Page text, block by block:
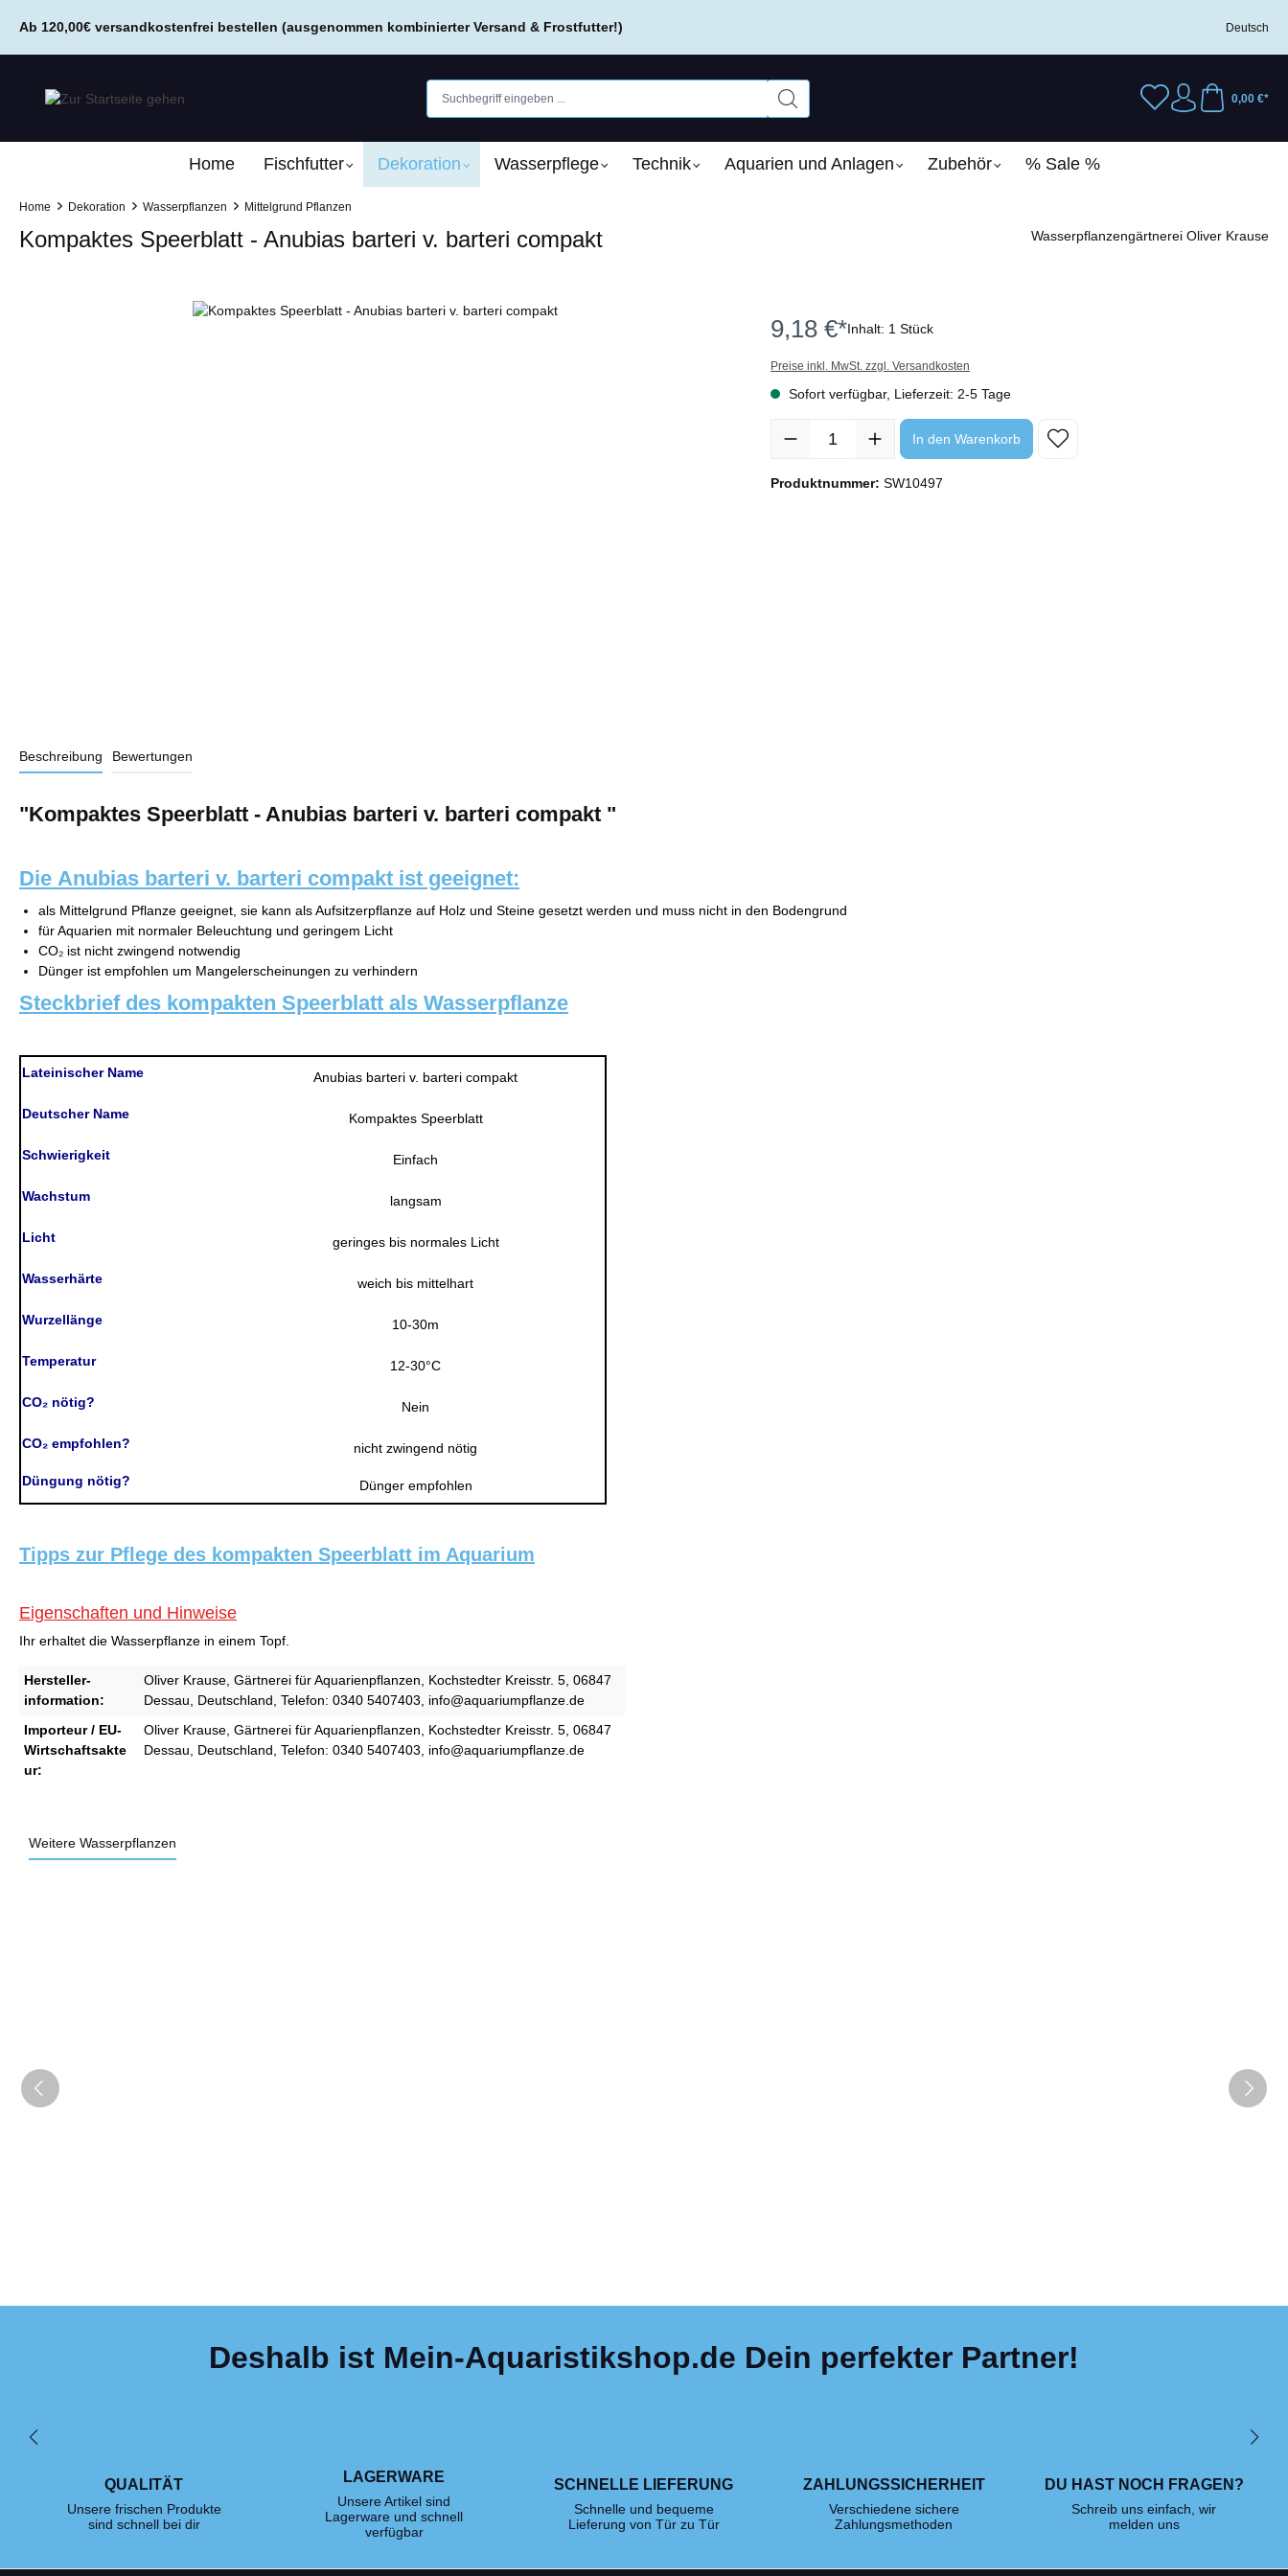
Ab 120,00€ versandkostenfrei bestellen (ausgenommen kombinierter Versand & Frostfutter!) Deutsch
0,00 €*
Home Fischfutter Dekoration Wasserpflege Technik Aquarien und Anlagen Zubehör % Sale %
Home Dekoration Wasserpflanzen Mittelgrund Pflanzen
Kompaktes Speerblatt - Anubias barteri v. barteri compakt Wasserpflanzengärtnerei Oliver Krause
9,18 €*Inhalt: 1 Stück
Preise inkl. MwSt. zzgl. Versandkosten
Sofort verfügbar, Lieferzeit: 2-5 Tage
Produkt Anzahl: Gib den gewünschten Wert ein oder benutze die Schaltflächen
In den Warenkorb
Produktnummer: SW10497
Beschreibung Bewertungen
"Kompaktes Speerblatt - Anubias barteri v. barteri compakt "
Die Anubias barteri v. barteri compakt ist geeignet:
als Mittelgrund Pflanze geeignet, sie kann als Aufsitzerpflanze auf Holz und Steine gesetzt werden und muss nicht in den Bodengrund
für Aquarien mit normaler Beleuchtung und geringem Licht
CO₂ ist nicht zwingend notwendig
Dünger ist empfohlen um Mangelerscheinungen zu verhindern
Steckbrief des kompakten Speerblatt als Wasserpflanze
Lateinischer Name Anubias barteri v. barteri compakt
Deutscher Name Kompaktes Speerblatt
Schwierigkeit Einfach
Wachstum langsam
Licht geringes bis normales Licht
Wasserhärte weich bis mittelhart
Wurzellänge 10-30m
Temperatur 12-30°C
CO₂ nötig? Nein
CO₂ empfohlen? nicht zwingend nötig
Düngung nötig? Dünger empfohlen
Tipps zur Pflege des kompakten Speerblatt im Aquarium
Eigenschaften und Hinweise
Ihr erhaltet die Wasserpflanze in einem Topf.
Hersteller-
information:
Oliver Krause, Gärtnerei für Aquarienpflanzen, Kochstedter Kreisstr. 5, 06847
Dessau, Deutschland, Telefon: 0340 5407403, info@aquariumpflanze.de
Importeur / EU-
Wirtschaftsakte
ur:
Oliver Krause, Gärtnerei für Aquarienpflanzen, Kochstedter Kreisstr. 5, 06847
Dessau, Deutschland, Telefon: 0340 5407403, info@aquariumpflanze.de
Weitere Wasserpflanzen
Deshalb ist Mein-Aquaristikshop.de Dein perfekter Partner!
QUALITÄT
Unsere frischen Produkte
sind schnell bei dir
LAGERWARE
Unsere Artikel sind
Lagerware und schnell
verfügbar
SCHNELLE LIEFERUNG
Schnelle und bequeme
Lieferung von Tür zu Tür
ZAHLUNGSSICHERHEIT
Verschiedene sichere
Zahlungsmethoden
DU HAST NOCH FRAGEN?
Schreib uns einfach, wir
melden uns